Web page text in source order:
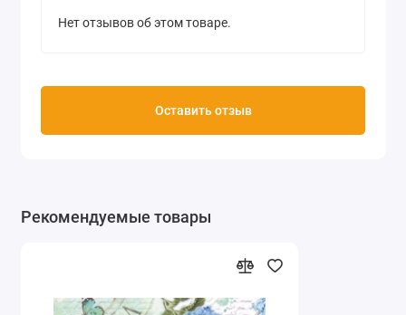
Нет отзывов об этом товаре.
Оставить отзыв
Рекомендуемые товары